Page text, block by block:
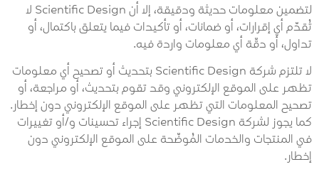
لتضمين معلومات حديثة ودقيقة، إلا أن Scientific Design لا
تُقدّم أي إقرارات، أو ضمانات، أو تأكيدات فيما يتعلق باكتمال، أو
تداول، أو دقّة أي معلومات واردة فيه.
لا تلتزم شركة Scientific Design بتحديث أو تصحيح أي معلومات
تظهر على الموقع الإلكتروني وقد تقوم بتحديث، أو مراجعة، أو
تصحيح المعلومات التي تظهر على الموقع الإلكتروني دون إخطار.
كما يجوز لشركة Scientific Design إجراء تحسينات و/أو تغييرات
في المنتجات والخدمات المُوضّحة على الموقع الإلكتروني دون
إخطار.